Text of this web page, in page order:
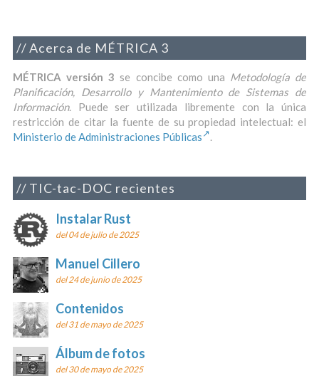
Acerca de MÉTRICA 3
MÉTRICA versión 3 se concibe como una Metodología de
Planificación, Desarrollo y Mantenimiento de Sistemas de
Información. Puede ser utilizada libremente con la única
restricción de citar la fuente de su propiedad intelectual: el
Ministerio de Administraciones Públicas
.
TIC-tac-DOC recientes
Instalar Rust
del 04 de julio de 2025
Manuel Cillero
del 24 de junio de 2025
Contenidos
del 31 de mayo de 2025
Álbum de fotos
del 30 de mayo de 2025